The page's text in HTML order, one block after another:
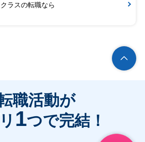
ラスの転職なら
職活動が
1つで完結！